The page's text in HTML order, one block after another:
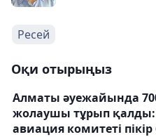
Ресей
Оқи отырыңыз
Алматы әуежайында
жолаушы тұрып
авиация комитеті пікір